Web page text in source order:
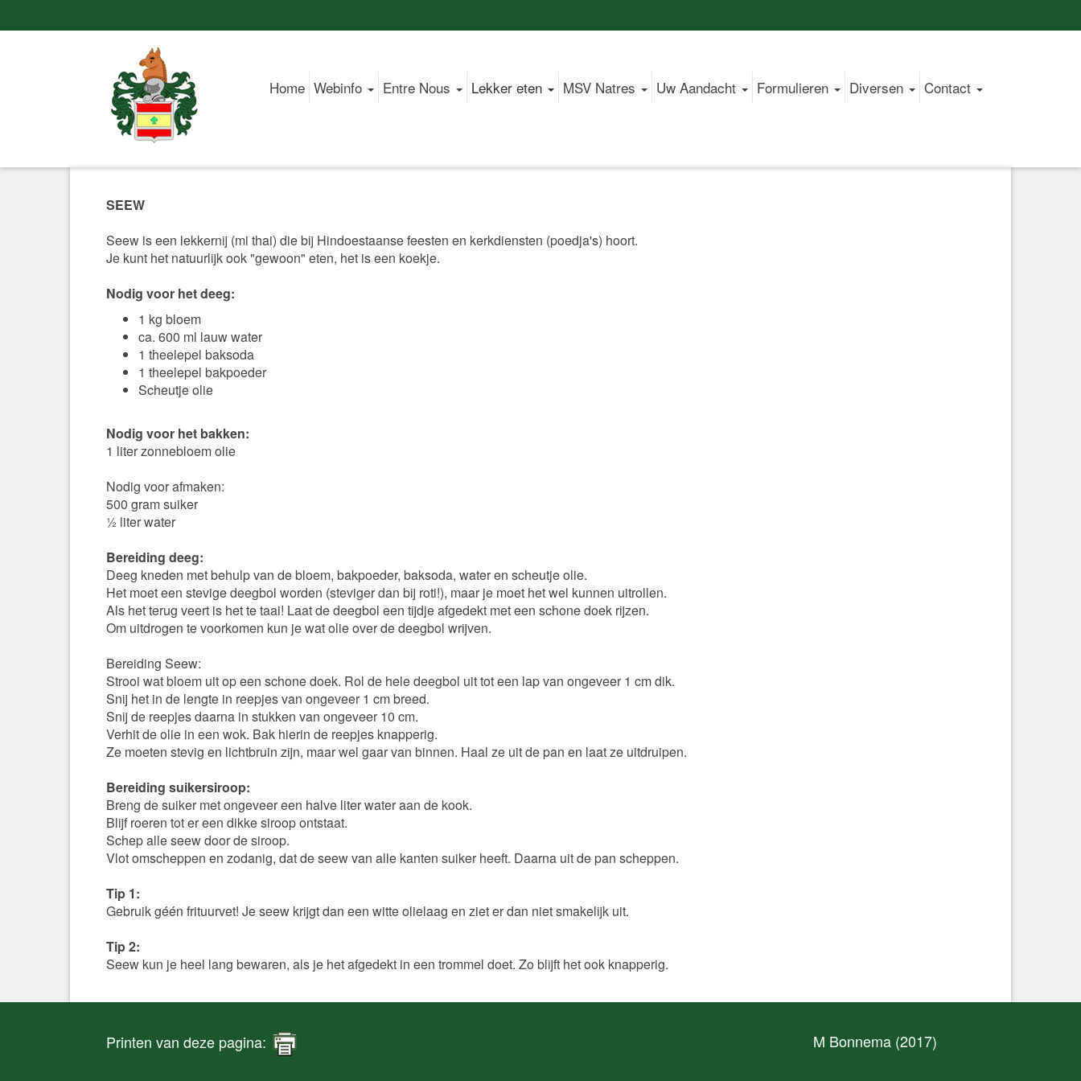
Home Webinfo Entre Nous Lekker eten MSV Natres Uw Aandacht Formulieren Diversen Contact
SEEW
Seew is een lekkernij (mi thai) die bij Hindoestaanse feesten en kerkdiensten (poedja's) hoort.
Je kunt het natuurlijk ook "gewoon" eten, het is een koekje.
Nodig voor het deeg:
1 kg bloem
ca. 600 ml lauw water
1 theelepel baksoda
1 theelepel bakpoeder
Scheutje olie
Nodig voor het bakken:
1 liter zonnebloem olie
Nodig voor afmaken:
500 gram suiker
½ liter water
Bereiding deeg:
Deeg kneden met behulp van de bloem, bakpoeder, baksoda, water en scheutje olie.
Het moet een stevige deegbol worden (steviger dan bij roti!), maar je moet het wel kunnen uitrollen.
Als het terug veert is het te taai! Laat de deegbol een tijdje afgedekt met een schone doek rijzen.
Om uitdrogen te voorkomen kun je wat olie over de deegbol wrijven.
Bereiding Seew:
Strooi wat bloem uit op een schone doek. Rol de hele deegbol uit tot een lap van ongeveer 1 cm dik.
Snij het in de lengte in reepjes van ongeveer 1 cm breed.
Snij de reepjes daarna in stukken van ongeveer 10 cm.
Verhit de olie in een wok. Bak hierin de reepjes knapperig.
Ze moeten stevig en lichtbruin zijn, maar wel gaar van binnen. Haal ze uit de pan en laat ze uitdruipen.
Bereiding suikersiroop:
Breng de suiker met ongeveer een halve liter water aan de kook.
Blijf roeren tot er een dikke siroop ontstaat.
Schep alle seew door de siroop.
Vlot omscheppen en zodanig, dat de seew van alle kanten suiker heeft. Daarna uit de pan scheppen.
Tip 1:
Gebruik géén frituurvet! Je seew krijgt dan een witte olielaag en ziet er dan niet smakelijk uit.
Tip 2:
Seew kun je heel lang bewaren, als je het afgedekt in een trommel doet. Zo blijft het ook knapperig.
Printen van deze pagina: M Bonnema (2017)